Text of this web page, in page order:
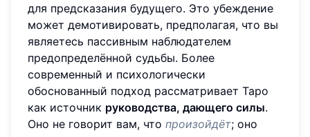
для предсказания будущего. Это убеждение
может демотивировать, предполагая, что вы
являетесь пассивным наблюдателем
предопределённой судьбы. Более
современный и психологически
обоснованный подход рассматривает Таро
как источник руководства, дающего силы.
Оно не говорит вам, что произойдёт; оно